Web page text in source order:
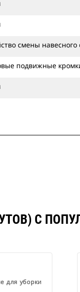
смены
подвижные
С
для уборки